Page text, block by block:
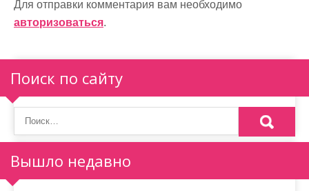
и
я
п
о
з
а
п
Для отправки комментария вам необходимо
авторизоваться.
Поиск по сайту
Вышло недавно